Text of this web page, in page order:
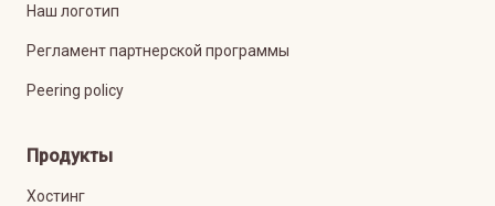
Наш логотип
Регламент партнерской программы
Peering policy
Продукты
Хостинг